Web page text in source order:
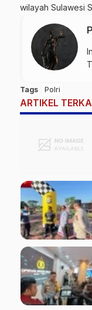
wilayah Sulawesi
Tags Polri
ARTIKEL